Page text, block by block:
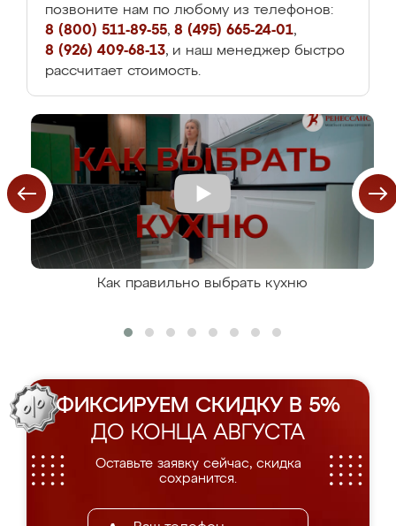
позвоните нам по любому из телефонов:
8 (800) 511-89-55, 8 (495) 665-24-01,
8 (926) 409-68-13, и наш менеджер быстро
рассчитает стоимость.
Как правильно выбрать кухню
ФИКСИРУЕМ СКИДКУ В 5%
ДО КОНЦА АВГУСТА
Оставьте заявку сейчас, скидка
сохранится.